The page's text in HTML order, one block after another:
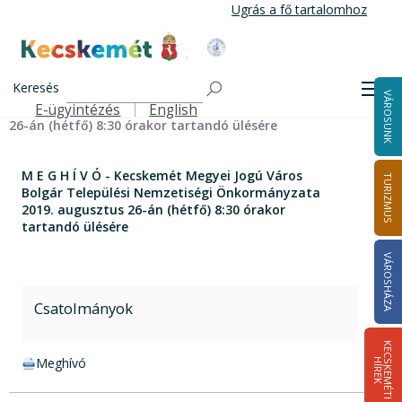
tartalomra
Ugrás a fő tartalomhoz
Kecskemét Város Honlapja
Keresés
Felső navigáció
E-ügyintézés English VÁROSUNK
TURIZMUS
VÁROSHÁZA
K
E
C
S
K
E
M
É
T
I
HÍ
R
E
K
M E G H Í V Ó - Kecskemét Megyei Jogú Város Bolgár
Települési Nemzetiségi Önkormányzata 2019. augusztus
26-án (hétfő) 8:30 órakor tartandó ülésére
M E G H Í V Ó - Kecskemét Megyei Jogú Város
Bolgár Települési Nemzetiségi Önkormányzata
2019. augusztus 26-án (hétfő) 8:30 órakor
tartandó ülésére
Csatolmányok
docx csatolmány:
Meghívó